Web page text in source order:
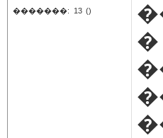
�������: 13 ()
�